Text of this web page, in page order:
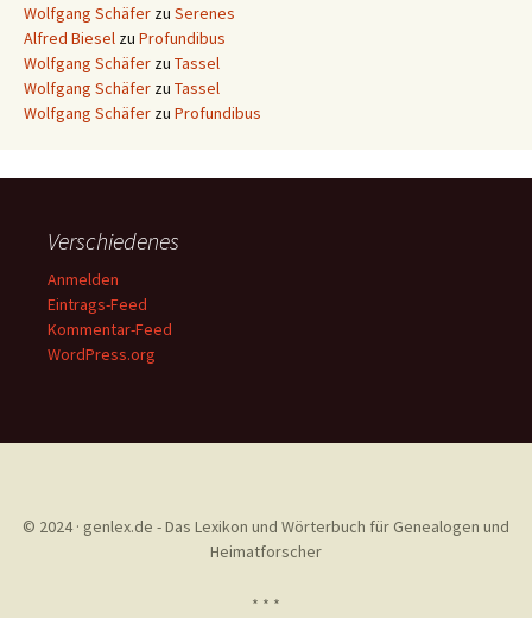
Wolfgang Schäfer zu Serenes
Alfred Biesel zu Profundibus
Wolfgang Schäfer zu Tassel
Wolfgang Schäfer zu Tassel
Wolfgang Schäfer zu Profundibus
Verschiedenes
Anmelden
Eintrags-Feed
Kommentar-Feed
WordPress.org
© 2024 · genlex.de - Das Lexikon und Wörterbuch für Genealogen und
Heimatforscher
* * *